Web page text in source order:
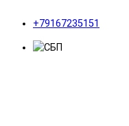
+79167235151